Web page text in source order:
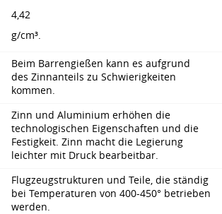
4,42
g/cm³.
Beim Barrengießen kann es aufgrund
des Zinnanteils zu Schwierigkeiten
kommen.
Zinn und Aluminium erhöhen die
technologischen Eigenschaften und die
Festigkeit. Zinn macht die Legierung
leichter mit Druck bearbeitbar.
Flugzeugstrukturen und Teile, die ständig
bei Temperaturen von 400-450° betrieben
werden.